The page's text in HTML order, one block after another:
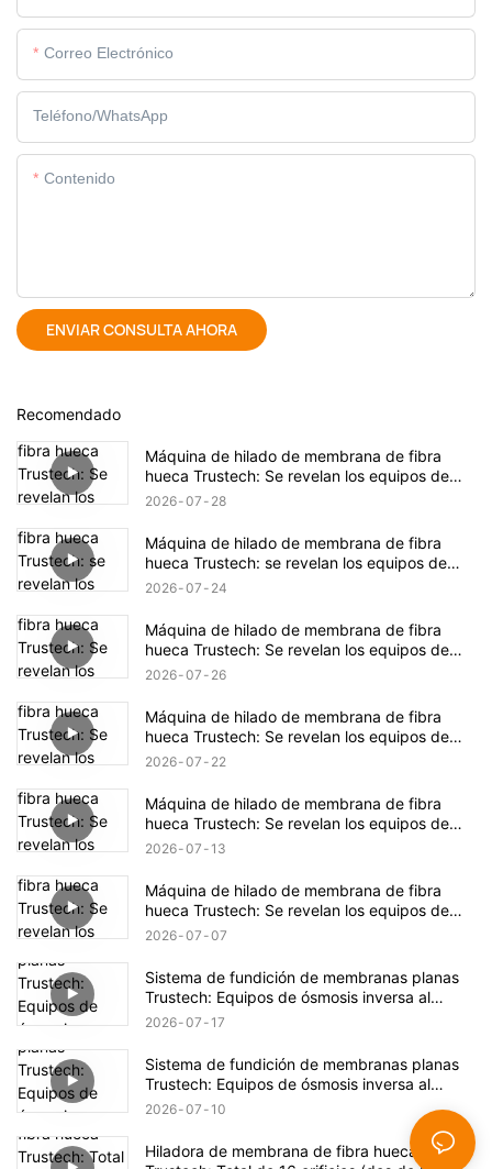
Correo Electrónico
Teléfono/WhatsApp
Contenido
ENVIAR CONSULTA AHORA
Recomendado
Máquina de hilado de membrana de fibra
hueca Trustech: Se revelan los equipos de
hilado TIPS (17)
2026 07 28
Máquina de hilado de membrana de fibra
hueca Trustech: se revelan los equipos de
hilado TIPS (16)
2026 07 24
Máquina de hilado de membrana de fibra
hueca Trustech: Se revelan los equipos de
hilado de NIPS (18)
2026 07 26
Máquina de hilado de membrana de fibra
hueca Trustech: Se revelan los equipos de
hilado de NIPS (17)
2026 07 22
Máquina de hilado de membrana de fibra
hueca Trustech: Se revelan los equipos de
hilado de NIPS (16)
2026 07 13
Máquina de hilado de membrana de fibra
hueca Trustech: Se revelan los equipos de
hilado de NIPS (15)
2026 07 07
Sistema de fundición de membranas planas
Trustech: Equipos de ósmosis inversa al
descubierto (XIV)
2026 07 17
Sistema de fundición de membranas planas
Trustech: Equipos de ósmosis inversa al
descubierto (XIII)
2026 07 10
Hiladora de membrana de fibra hueca